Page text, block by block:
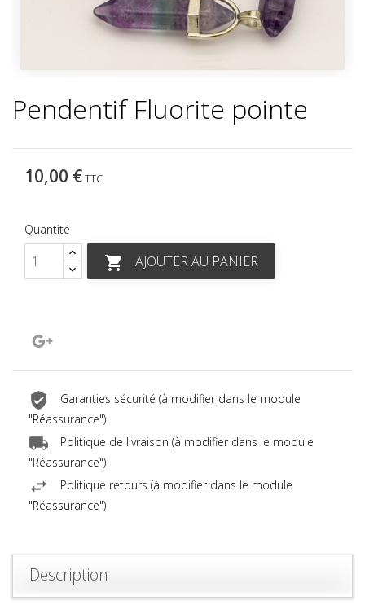
Pendentif Fluorite pointe
10,00 €TTC
Quantité
 AJOUTER AU PANIER
Garanties sécurité (à modifier dans le module
"Réassurance")
Politique de livraison (à modifier dans le module
"Réassurance")
Politique retours (à modifier dans le module
"Réassurance")
Description